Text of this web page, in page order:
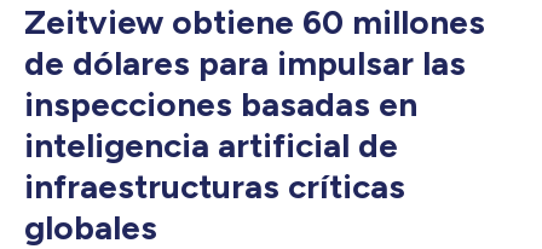
Zeitview obtiene 60 millones
de dólares para impulsar las
inspecciones basadas en
inteligencia artificial de
infraestructuras críticas
globales